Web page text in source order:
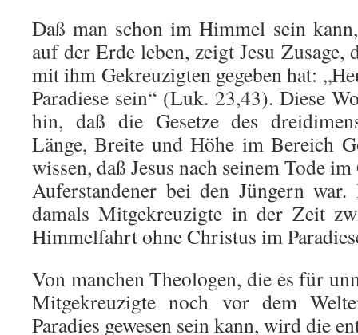
Daß man schon im Himmel sein
auf der Erde leben, zeigt Jesu Zusage,
mit ihm Gekreuzigten gegeben hat:
Paradiese sein“ (Luk. 23,43). Diese
hin, daß die Gesetze des
Länge, Breite und Höhe im Bereich
wissen, daß Jesus nach seinem Tode
Auferstandener bei den Jüngern
damals Mitgekreuzigte in der Zeit
Himmelfahrt ohne Christus im
Von manchen Theologen, die es für
Mitgekreuzigte noch vor dem
Paradies gewesen sein kann, wird die